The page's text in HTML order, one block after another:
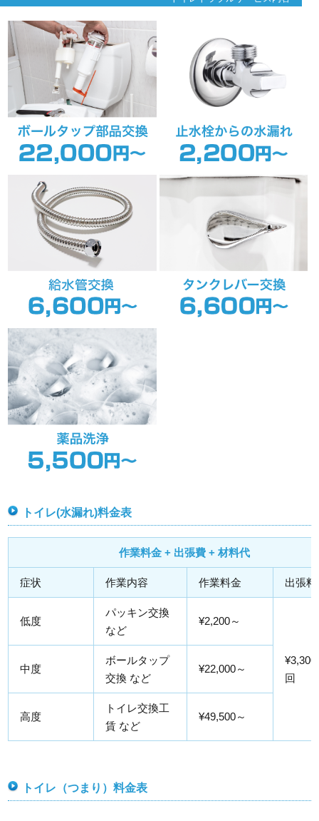
トイレ(水漏れ)料金表
作業料金 + 出張費 + 材料代
症状 作業内容 作業料金 出張
低度
パッキン交換
など
¥2,200～
回
中度
ボールタップ
交換 など
¥22,000～
高度
トイレ交換工
賃 など
¥49,500～
トイレ（つまり）料金表